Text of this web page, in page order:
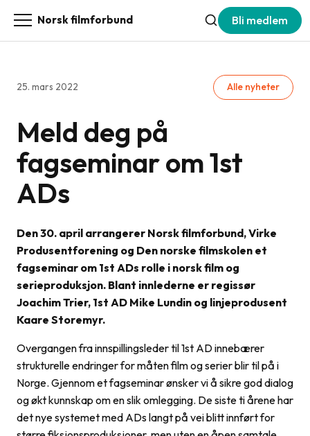
Norsk filmforbund Bli medlem
25. mars 2022 Alle nyheter
Meld deg på
fagseminar om 1st
ADs
Den 30. april arrangerer Norsk filmforbund, Virke
Produsentforening og Den norske filmskolen et
fagseminar om 1st ADs rolle i norsk film og
serieproduksjon. Blant innlederne er regissør
Joachim Trier, 1st AD Mike Lundin og linjeprodusent
Kaare Storemyr.
Overgangen fra innspillingsleder til 1st AD innebærer
strukturelle endringer for måten film og serier blir til på i
Norge. Gjennom et fagseminar ønsker vi å sikre god dialog
og økt kunnskap om en slik omlegging. De siste ti årene har
det nye systemet med ADs langt på vei blitt innført for